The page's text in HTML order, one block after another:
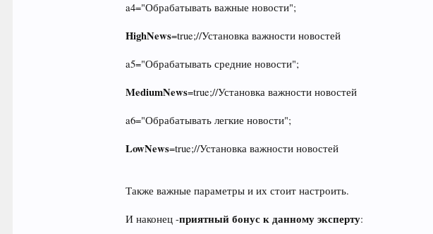
a4="Обрабатывать важные новости";
HighNews=true;//Установка важности новостей
a5="Обрабатывать средние новости";
MediumNews=true;//Установка важности новостей
a6="Обрабатывать легкие новости";
LowNews=true;//Установка важности новостей
Также важные параметры и их стоит настроить.
И наконец -приятный бонус к данному эксперту: